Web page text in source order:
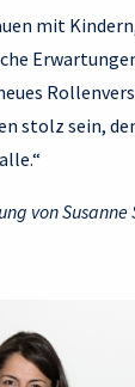
mit
stolz sein,
von Susanne